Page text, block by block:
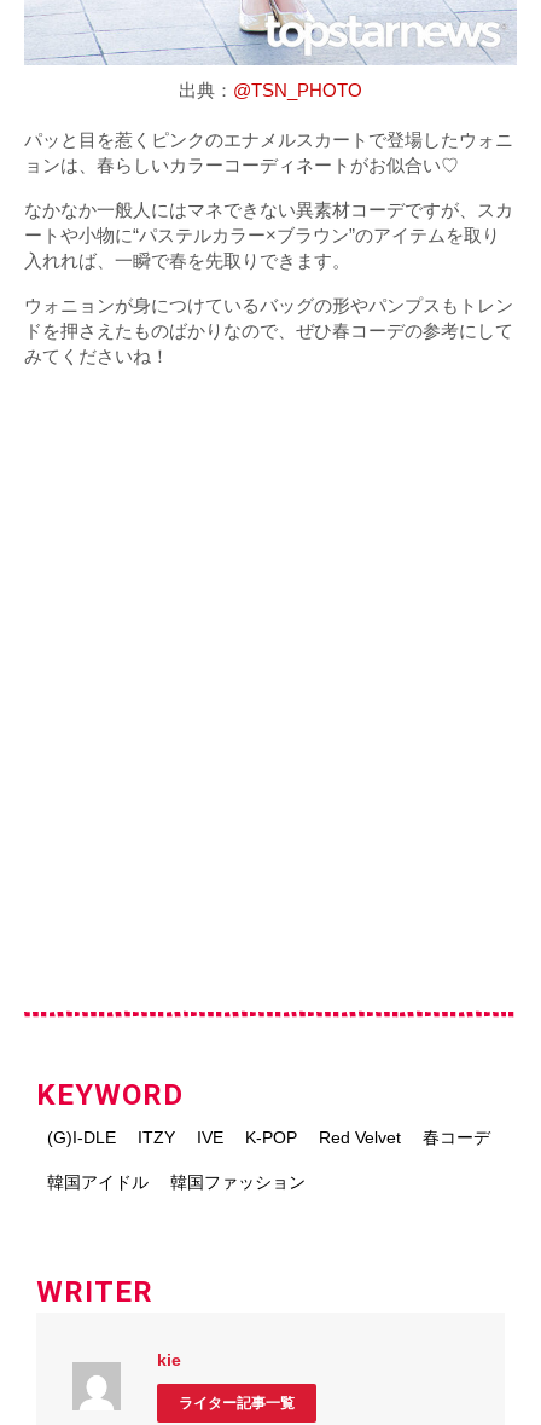
出典： @TSN_PHOTO
パッと目を惹くピンクのエナメルスカートで登場したウォニ
ョンは、春らしいカラーコーディネートがお似合い♡
なかなか一般人にはマネできない異素材コーデですが、スカ
ートや小物に“パステルカラー×ブラウン”のアイテムを取り
入れれば、一瞬で春を先取りできます。
ウォニョンが身につけているバッグの形やパンプスもトレン
ドを押さえたものばかりなので、ぜひ春コーデの参考にして
みてくださいね！
KEYWORD
(G)I-DLE ITZY IVE K-POP Red Velvet 春コーデ
韓国アイドル 韓国ファッション
WRITER
kie
ライター記事一覧